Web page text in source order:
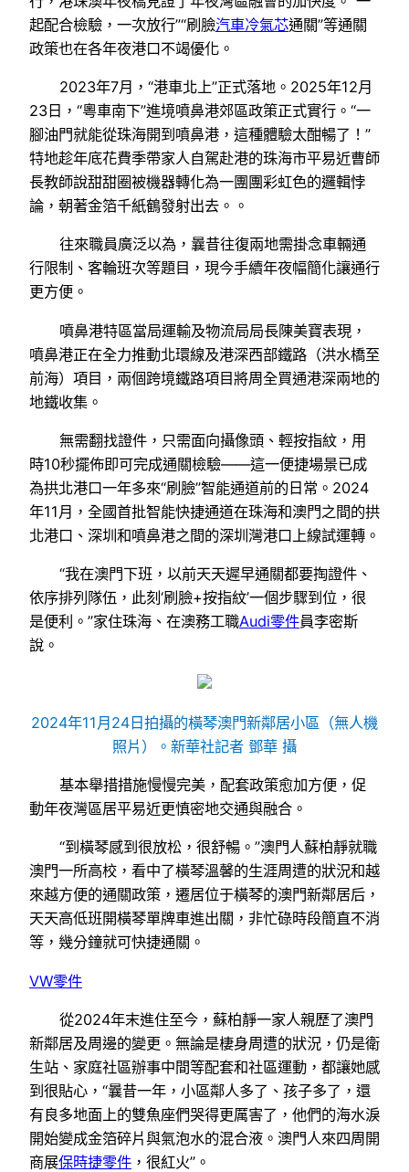
起配合檢驗，一次放行”“刷臉汽車冷氣芯通關”等通關
政策也在各年夜港口不竭優化。
2023年7月，“港車北上”正式落地。2025年12月
23日，“粵車南下”進境噴鼻港郊區政策正式實行。“一
腳油門就能從珠海開到噴鼻港，這種體驗太酣暢了！”
特地趁年底花費季帶家人自駕赴港的珠海市平易近曹師
長教師說甜甜圈被機器轉化為一團團彩虹色的邏輯悖
論，朝著金箔千紙鶴發射出去。。
往來職員廣泛以為，曩昔往復兩地需掛念車輛通
行限制、客輪班次等題目，現今手續年夜幅簡化讓通行
更方便。
噴鼻港特區當局運輸及物流局局長陳美寶表現，
噴鼻港正在全力推動北環線及港深西部鐵路（洪水橋至
前海）項目，兩個跨境鐵路項目將周全買通港深兩地的
地鐵收集。
無需翻找證件，只需面向攝像頭、輕按指紋，用
時10秒擺佈即可完成通關檢驗——這一便捷場景已成
為拱北港口一年多來“刷臉”智能通道前的日常。2024
年11月，全國首批智能快捷通道在珠海和澳門之間的拱
北港口、深圳和噴鼻港之間的深圳灣港口上線試運轉。
“我在澳門下班，以前天天遲早通關都要掏證件、
依序排列隊伍，此刻‘刷臉+按指紋’一個步驟到位，很
是便利。”家住珠海、在澳務工職Audi零件員李密斯
說。
2024年11月24日拍攝的橫琴澳門新鄰居小區（無人機
照片）。新華社記者 鄧華 攝
基本舉措措施慢慢完美，配套政策愈加方便，促
動年夜灣區居平易近更慎密地交通與融合。
“到橫琴感到很放松，很舒暢。”澳門人蘇柏靜就職
澳門一所高校，看中了橫琴溫馨的生涯周遭的狀況和越
來越方便的通關政策，遷居位于橫琴的澳門新鄰居后，
天天高低班開橫琴單牌車進出關，非忙碌時段簡直不消
等，幾分鐘就可快捷通關。
VW零件
從2024年末進住至今，蘇柏靜一家人親歷了澳門
新鄰居及周邊的變更。無論是棲身周遭的狀況，仍是衛
生站、家庭社區辦事中間等配套和社區運動，都讓她感
到很貼心，“曩昔一年，小區鄰人多了、孩子多了，還
有良多地面上的雙魚座們哭得更厲害了，他們的海水淚
開始變成金箔碎片與氣泡水的混合液。澳門人來四周開
商展保時捷零件 ，很紅火”。